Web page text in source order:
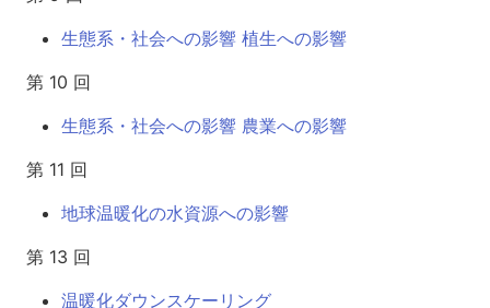
生態系・社会への影響 植生への影響
第 10 回
生態系・社会への影響 農業への影響
第 11 回
地球温暖化の水資源への影響
第 13 回
温暖化ダウンスケーリング